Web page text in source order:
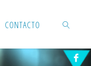
CONTACTO